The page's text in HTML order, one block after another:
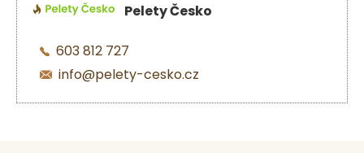
Pelety Česko
603 812 727
info@pelety-cesko.cz